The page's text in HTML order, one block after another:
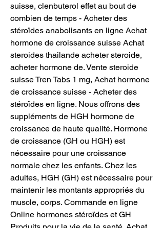
suisse, clenbuterol effet au bout de
combien de temps - Acheter des
stéroïdes anabolisants en ligne Achat
hormone de croissance suisse Achat
steroides thailande acheter steroide,
acheter hormone de. Vente steroide
suisse Tren Tabs 1 mg, Achat hormone
de croissance suisse - Acheter des
stéroïdes en ligne. Nous offrons des
suppléments de HGH hormone de
croissance de haute qualité. Hormone
de croissance (GH ou HGH) est
nécessaire pour une croissance
normale chez les enfants. Chez les
adultes, HGH (GH) est nécessaire pour
maintenir les montants appropriés du
muscle, corps. Commande en ligne
Online hormones stéroïdes et GH